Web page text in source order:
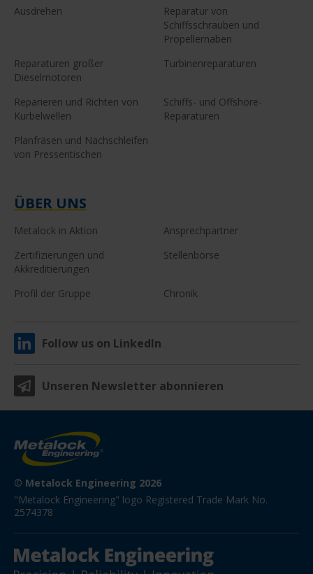
Ausdrehen
Reparatur von
Schiffsschrauben und
Propellernaben
Reparaturen großer
Dieselmotoren
Turbinenreparaturen
Reparieren und Richten von
Kurbelwellen
Schiffs- und Offshore-
Reparaturen
Planfräsen und Nachschleifen
von Pressentischen
ÜBER UNS
Metalock in Aktion
Ansprechpartner
Zertifizierungen und
Akkreditierungen
Stellenbörse
Profil der Gruppe Chronik
Follow us on LinkedIn
Unseren Newsletter abonnieren
© Metalock Engineering 2026
"Metalock Engineering" logo Registered Trade Mark No.
2574378